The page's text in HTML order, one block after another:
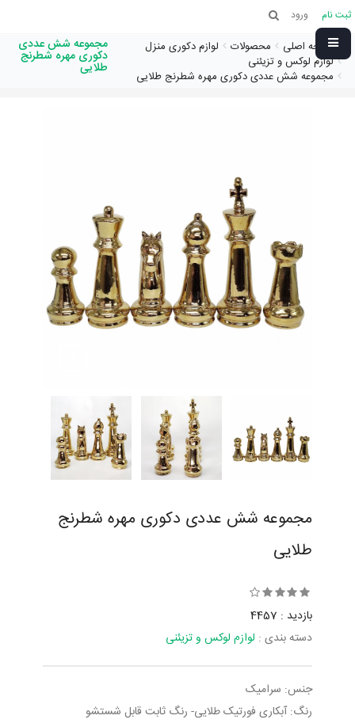
ثبت نام ورود
صفحه اصلی محصولات
لوازم دکوری منزل
لوازم لوکس و تزیئنی
مجموعه شش عددی دکوری مهره شطرنج طلایی
مجموعه شش عددی
دکوری مهره شطرنج
طلایی
مجموعه شش عددی دکوری مهره شطرنج
طلایی
بازدید : 4457
دسته بندی : لوازم لوکس و تزیئنی
جنس: سرامیک
رنگ: آبکاری فورتیک طلایی- رنگ ثابت قابل شستشو